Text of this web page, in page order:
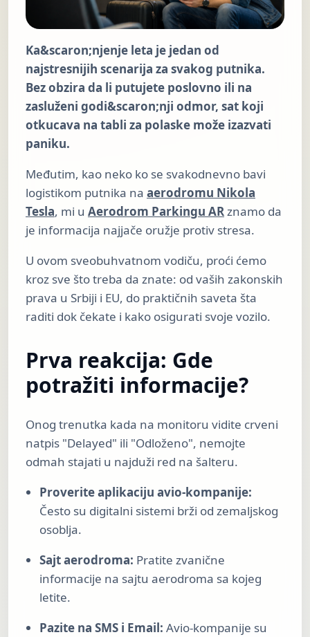
Ka&scaron;njenje leta je jedan od
najstresnijih scenarija za svakog putnika.
Bez obzira da li putujete poslovno ili na
zasluženi godi&scaron;nji odmor, sat koji
otkucava na tabli za polaske može izazvati
paniku.
Međutim, kao neko ko se svakodnevno bavi
logistikom putnika na aerodromu Nikola
Tesla, mi u Aerodrom Parkingu ARznamo da
je informacija najjače oružje protiv stresa.
U ovom sveobuhvatnom vodiču, proći ćemo
kroz sve što treba da znate: od vaših zakonskih
prava u Srbiji i EU, do praktičnih saveta šta
raditi dok čekate i kako osigurati svoje vozilo.
Prva reakcija: Gde
potražiti informacije?
Onog trenutka kada na monitoru vidite crveni
natpis "Delayed" ili "Odloženo", nemojte
odmah stajati u najduži red na šalteru.
Proverite aplikaciju avio-kompanije:
Često su digitalni sistemi brži od zemaljskog
osoblja.
Sajt aerodroma: Pratite zvanične
informacije na sajtu aerodroma sa kojeg
letite.
Pazite na SMS i Email: Avio-kompanije su